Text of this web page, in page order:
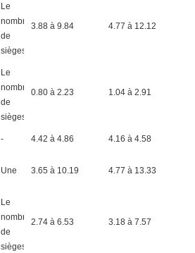
Le
nombre
de
sièges
3.88 à 9.84 4.77 à 12.12
Le
nombre
de
sièges
0.80 à 2.23 1.04 à 2.91
- 4.42 à 4.86 4.16 à 4.58
Une 3.65 à 10.19 4.77 à 13.33
Le
nombre
de
sièges
2.74 à 6.53 3.18 à 7.57